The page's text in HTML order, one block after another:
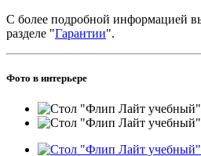
С более подробной информацией
разделе "Гарантии".
Фото в интерьере